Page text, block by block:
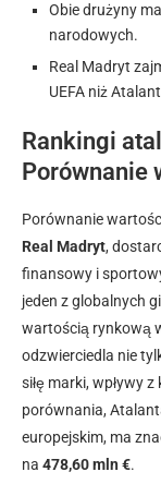
Obie drużyny
narodowych.
Real Madryt
UEFA niż
Rankingi
Porównanie
Porównanie
Real Madryt,
finansowy i
jeden z globalnych
wartością rynkową
odzwierciedla nie
siłę marki, wpływy
porównania,
europejskim, ma
na 478,60 mln €.